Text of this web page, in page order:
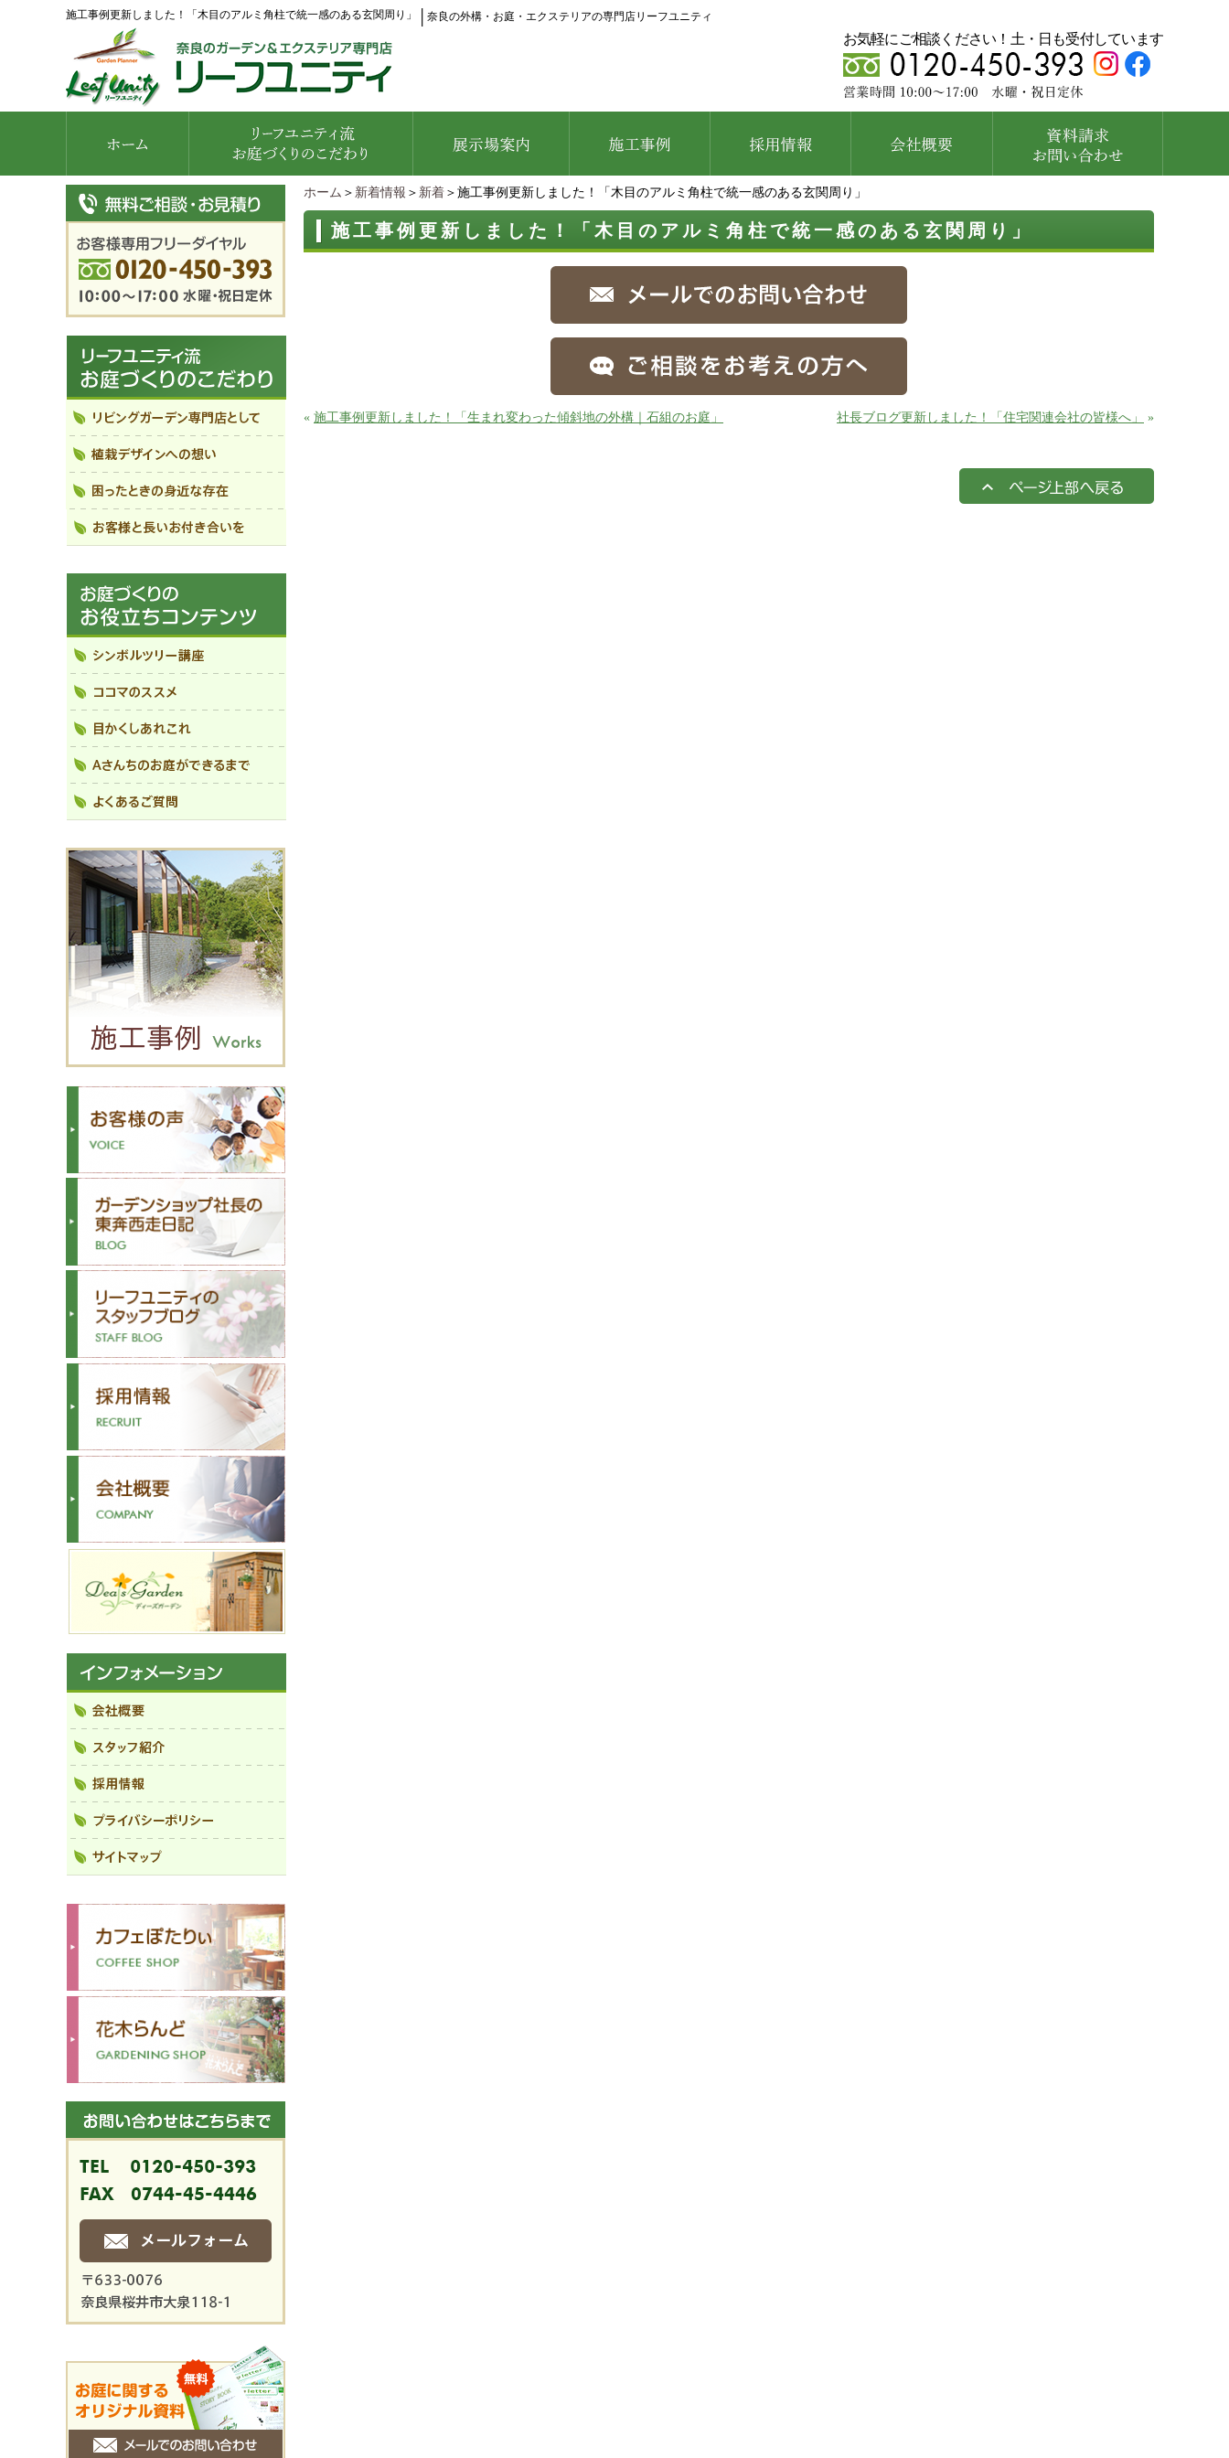
施工事例更新しました！「木目のアルミ角柱で統一感のある玄関周り」 奈良の外構・お庭・エクステリアの専門店リーフユニティ
お気軽にご相談ください！土・日も受付しています
ホーム ＞ 新着情報 ＞ 新着 ＞施工事例更新しました！「木目のアルミ角柱で統一感のある玄関周り」
施工事例更新しました！「木目のアルミ角柱で統一感のある玄関周り」
« 施工事例更新しました！「生まれ変わった傾斜地の外構｜石組のお庭」 社長ブログ更新しました！「住宅関連会社の皆様へ」 »